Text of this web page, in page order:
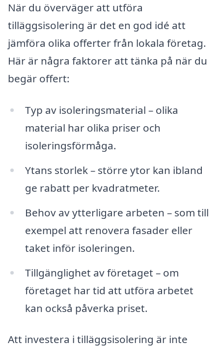
När du överväger att utföra
tilläggsisolering är det en god idé att
jämföra olika offerter från lokala företag.
Här är några faktorer att tänka på när du
begär offert:
Typ av isoleringsmaterial – olika
material har olika priser och
isoleringsförmåga.
Ytans storlek – större ytor kan ibland
ge rabatt per kvadratmeter.
Behov av ytterligare arbeten – som till
exempel att renovera fasader eller
taket inför isoleringen.
Tillgänglighet av företaget – om
företaget har tid att utföra arbetet
kan också påverka priset.
Att investera i tilläggsisolering är inte